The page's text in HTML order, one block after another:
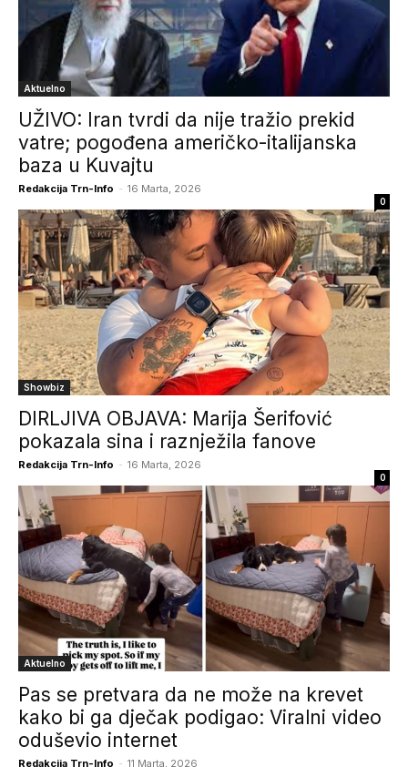
Aktuelno
UŽIVO: Iran tvrdi da nije tražio prekid
vatre; pogođena američko-italijanska
baza u Kuvajtu
Redakcija Trn-Info - 16 Marta, 2026
0
Showbiz
DIRLJIVA OBJAVA: Marija Šerifović
pokazala sina i raznježila fanove
Redakcija Trn-Info - 16 Marta, 2026
0
Aktuelno
Pas se pretvara da ne može na krevet
kako bi ga dječak podigao: Viralni video
oduševio internet
Redakcija Trn-Info - 11 Marta, 2026